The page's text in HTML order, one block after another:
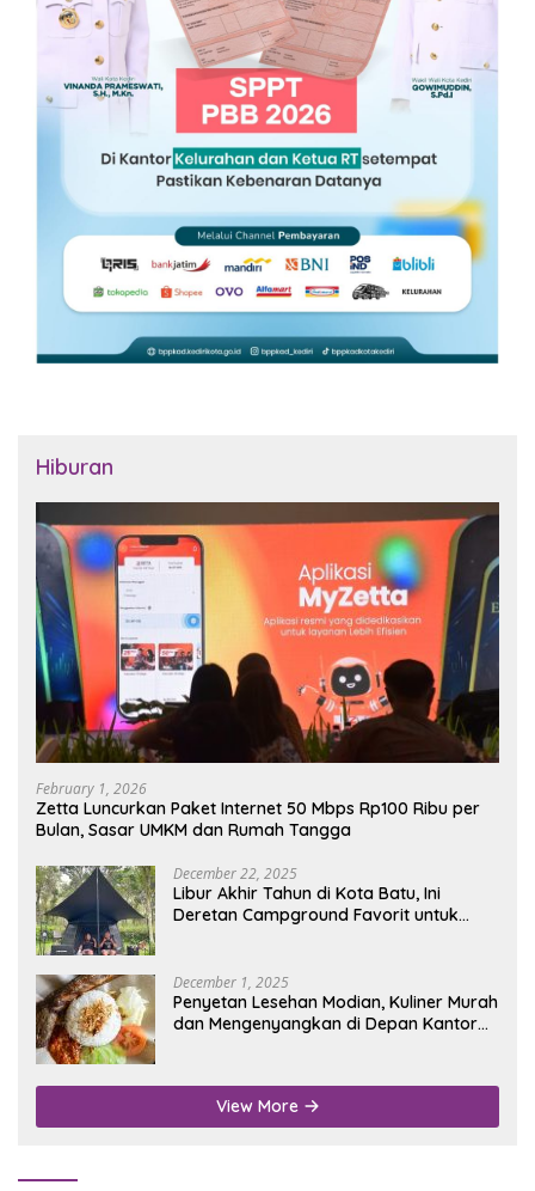
Hiburan
February 1, 2026
Zetta Luncurkan Paket Internet 50 Mbps Rp100 Ribu per
Bulan, Sasar UMKM dan Rumah Tangga
December 22, 2025
Libur Akhir Tahun di Kota Batu, Ini
Deretan Campground Favorit untuk
December 1, 2025
Penyetan Lesehan Modian, Kuliner Murah
dan Mengenyangkan di Depan Kantor
View More